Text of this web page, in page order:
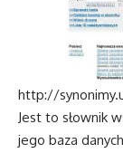
http://
Jest to słownik
jego baza